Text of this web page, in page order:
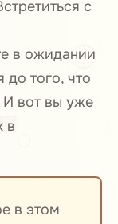
с
в ожидании
до того, что
И вот вы уже
в
в этом